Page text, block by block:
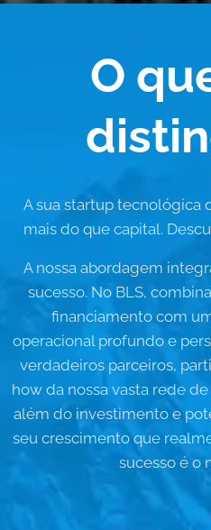
O
A sua startup tecnológica
mais do que capital.
A nossa abordagem
sucesso. No BLS,
financiamento com
operacional profundo e
verdadeiros parceiros,
how da nossa vasta rede
além do investimento e
seu crescimento que
sucesso é o